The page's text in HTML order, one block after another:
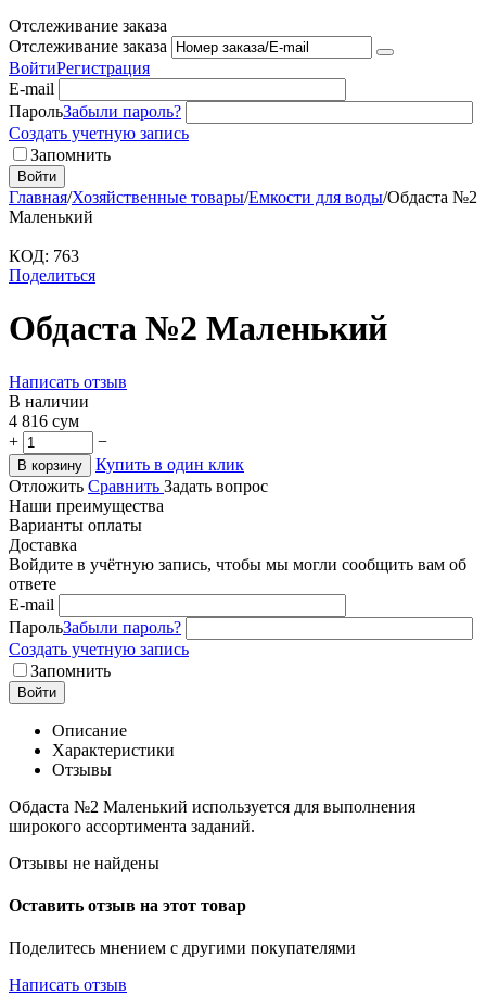
Отслеживание заказа
Отслеживание заказа
ВойтиРегистрация
E-mail
ПарольЗабыли пароль?
Создать учетную запись
Запомнить
Войти
Главная/Хозяйственные товары/Емкости для воды/Обдаста №2
Маленький
КОД: 763
Поделиться
Обдаста №2 Маленький
Написать отзыв
В наличии
4 816 сум
+
−
В корзину
Купить в один клик
Отложить Сравнить Задать вопрос
Наши преимущества
Варианты оплаты
Доставка
Войдите в учётную запись, чтобы мы могли сообщить вам об
ответе
E-mail
ПарольЗабыли пароль?
Создать учетную запись
Запомнить
Войти
Описание
Характеристики
Отзывы
Обдаста №2 Маленький используется для выполнения
широкого ассортимента заданий.
Отзывы не найдены
Оставить отзыв на этот товар
Поделитесь мнением с другими покупателями
Написать отзыв